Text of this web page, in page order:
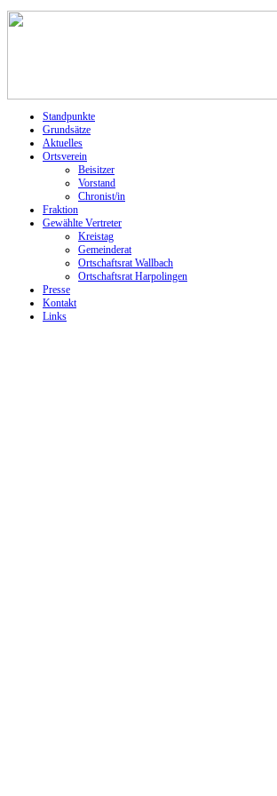
Standpunkte
Grundsätze
Aktuelles
Ortsverein
Beisitzer
Vorstand
Chronist/in
Fraktion
Gewählte Vertreter
Kreistag
Gemeinderat
Ortschaftsrat Wallbach
Ortschaftsrat Harpolingen
Presse
Kontakt
Links